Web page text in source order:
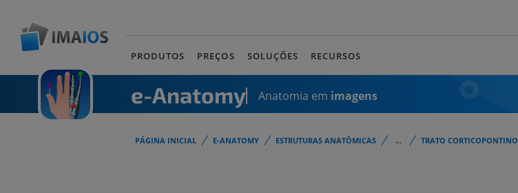
PRODUTOS PREÇOS SOLUÇÕES RECURSOS
e-Anatomy Anatomia em imagens
PÁGINA INICIAL E-ANATOMY ESTRUTURAS ANATÔMICAS ... TRATO CORTICOPONTINO